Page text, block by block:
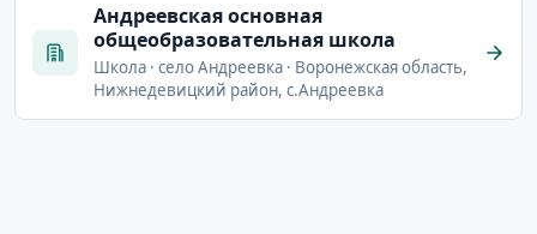
Андреевская основная
общеобразовательная школа
Школа · село Андреевка · Воронежская область,
Нижнедевицкий район, с.Андреевка